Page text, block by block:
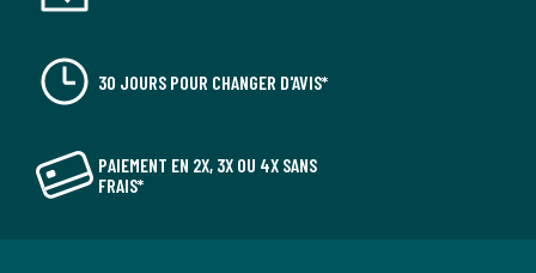
30 JOURS POUR CHANGER D'AVIS*
PAIEMENT EN 2X, 3X OU 4X SANS
FRAIS*